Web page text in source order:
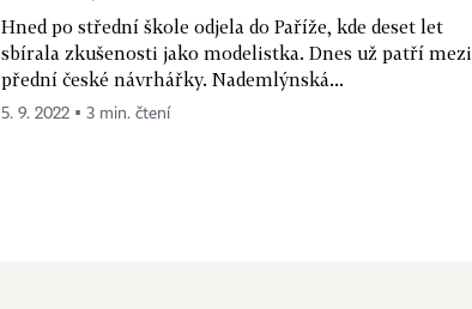
Hned po střední škole odjela do Paříže, kde deset let
sbírala zkušenosti jako modelistka. Dnes už patří mezi
přední české návrhářky. Nademlýnská...
5. 9. 2022 ▪ 3 min. čtení